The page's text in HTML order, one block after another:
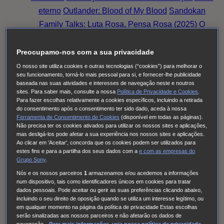
eterno Outlander: Blood of My Blood Sandokan
Family Talks: Luta Rosa, Pensa Rosa (2025) O
HUDSON & REX Cobra Kai Family Talks: Silver
Generation O MEU NOME É FARAH THE
NARROW ROAD TO THE DEEP NORTH Tom &
Lola Long Bright RiverAlert Doutora Larsen Quarto
309
Red Eye High Country
Family Talks: Luta Rosa,
Pensa Rosa (2024) Family Talks: Mulheres WOW
Homem Errado S.W.A.T.: Força de intervenção
Viola Come Il Mare Frente a Frente Family Talks:
Luta Rosa, Pensa Rosa (2023)
Cinema à Portuguesa Os Filmes da Tua Vida
Cinema com C Maiúsculo Frente a Frente Three
Pines The Good Karma Hospital Einstein O Paraíso
das SenhorasAlert: Unidade de Pessoas
Preocupamo-nos com a sua privacidade
O nosso site utiliza cookies e outras tecnologias (“cookies”) para melhorar o
seu funcionamento, torná-lo mais pessoal para si, e fornecer-lhe publicidade
baseada nas suas atividades e interesses de navegação neste e noutros
sites. Para saber mais, consulte a nossa Política de Privacidade e Cookies
Para fazer escolhas relativamente a cookies específicos, incluindo a retirada
do consentimento após o consentimento ter sido dado, aceda à nossa
Ferramenta de Consentimento de Cookies (disponível em todas as páginas).
Não precisa ter os cookies ativados para utilizar os nossos sites e aplicações,
mas desligá-los pode afetar a sua experiência nos nossos sites e aplicações.
Ao clicar em 'Aceitar', concorda que os cookies podem ser utilizados para
estes fins e para a partilha dos seus dados com ae comas empresas do
Grupo Sony.
Nós e os nossos parceiros1 armazenamos e/ou acedemos a informações
num dispositivo, tais como identificadores únicos em cookies para tratar
dados pessoais. Pode aceitar ou gerir as suas preferências clicando abaixo,
incluindo o seu direito de oposição quando se utiliza um interesse legítimo, ou
em qualquer momento na página da política de privacidade Estas escolhas
serão sinalizadas aos nossos parceiros e não afetarão os dados de